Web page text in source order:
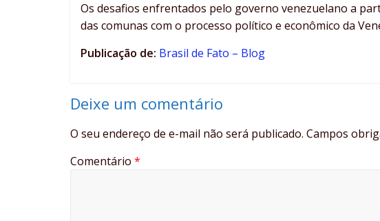
Os desafios enfrentados pelo governo venezuelano a
das comunas com o processo político e econômico da
Publicação de: Brasil de Fato – Blog
Deixe um comentário
O seu endereço de e-mail não será publicado. Campos
Comentário *